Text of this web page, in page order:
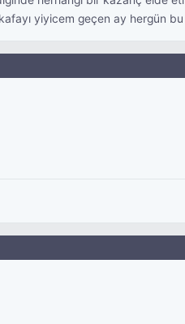
yiyicem geçen ay hergün bu